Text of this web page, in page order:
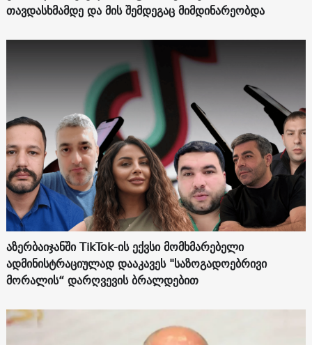
თავდასხმამდე და მის შემდეგაც მიმდინარეობდა
აზერბაიჯანში TikTok-ის ექვსი მომხმარებელი
ადმინისტრაციულად დააკავეს "საზოგადოებრივი
მორალის“ დარღვევის ბრალდებით